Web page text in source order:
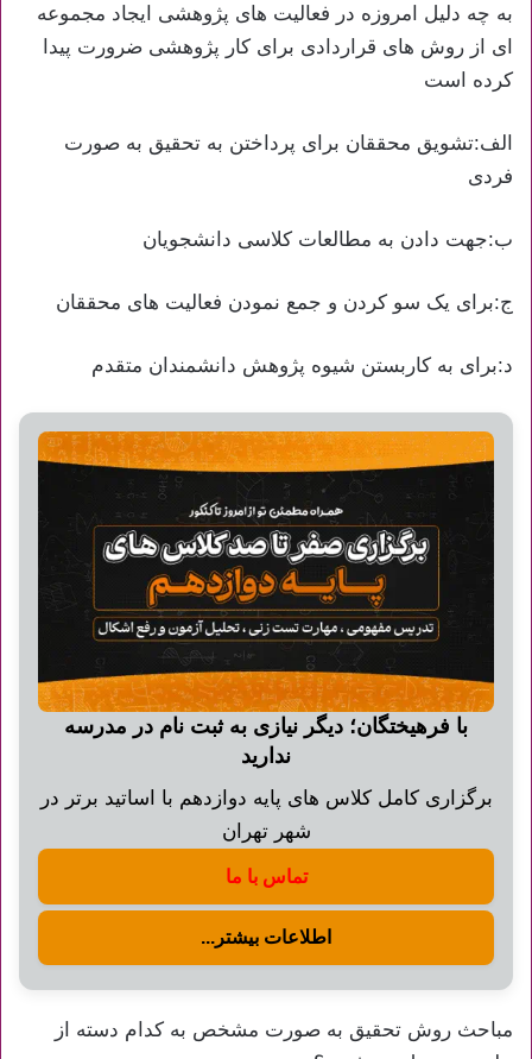
به چه دلیل امروزه در فعالیت های پژوهشی ایجاد مجموعه
ای از روش های قراردادی برای کار پژوهشی ضرورت پیدا
کرده است
الف:تشویق محققان برای پرداختن به تحقیق به صورت
فردی
ب:جهت دادن به مطالعات کلاسی دانشجویان
ج:برای یک سو کردن و جمع نمودن فعالیت های محققان
د:برای به کاربستن شیوه پژوهش دانشمندان متقدم
با فرهیختگان؛ دیگر نیازی به ثبت نام در مدرسه
ندارید
برگزاری کامل کلاس های پایه دوازدهم با اساتید برتر در
شهر تهران
تماس با ما
اطلاعات بیشتر...
مباحث روش تحقیق به صورت مشخص به کدام دسته از